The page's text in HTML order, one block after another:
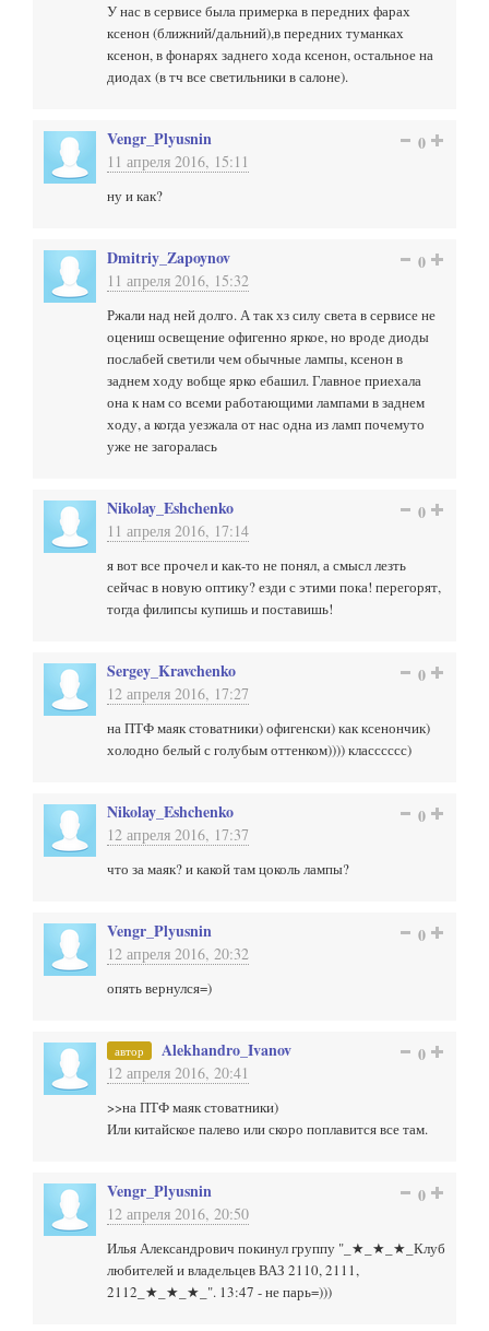
У нас в сервисе была примерка в передних фарах
ксенон (ближний/дальний),в передних туманках
ксенон, в фонарях заднего хода ксенон, остальное на
диодах (в тч все светильники в салоне).
Vengr_Plyusnin
11 апреля 2016, 15:11
0
ну и как?
Dmitriy_Zapoynov
11 апреля 2016, 15:32
0
Ржали над ней долго. А так хз силу света в сервисе не
оцениш освещение офигенно яркое, но вроде диоды
послабей светили чем обычные лампы, ксенон в
заднем ходу вобще ярко ебашил. Главное приехала
она к нам со всеми работающими лампами в заднем
ходу, а когда уезжала от нас одна из ламп почемуто
уже не загоралась
Nikolay_Eshchenko
11 апреля 2016, 17:14
0
я вот все прочел и как-то не понял, а смысл лезть
сейчас в новую оптику? езди с этими пока! перегорят,
тогда филипсы купишь и поставишь!
Sergey_Kravchenko
12 апреля 2016, 17:27
0
на ПТФ маяк стоватники) офигенски) как ксенончик)
холодно белый с голубым оттенком)))) класссссс)
Nikolay_Eshchenko
12 апреля 2016, 17:37
0
что за маяк? и какой там цоколь лампы?
Vengr_Plyusnin
12 апреля 2016, 20:32
0
опять вернулся=)
автор Alekhandro_Ivanov
12 апреля 2016, 20:41
0
>>на ПТФ маяк стоватники)
Или китайское палево или скоро поплавится все там.
Vengr_Plyusnin
12 апреля 2016, 20:50
0
Илья Александрович покинул группу "_★_★_★_Клуб
любителей и владельцев ВАЗ 2110, 2111,
2112_★_★_★_". 13:47 - не парь=)))